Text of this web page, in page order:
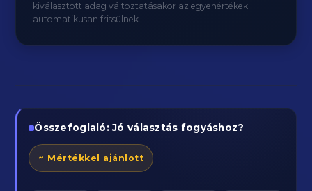
kiválasztott adag változtatásakor az egyenértékek
automatikusan frissülnek.
Összefoglaló: Jó választás fogyáshoz?
~ Mértékkel ajánlott